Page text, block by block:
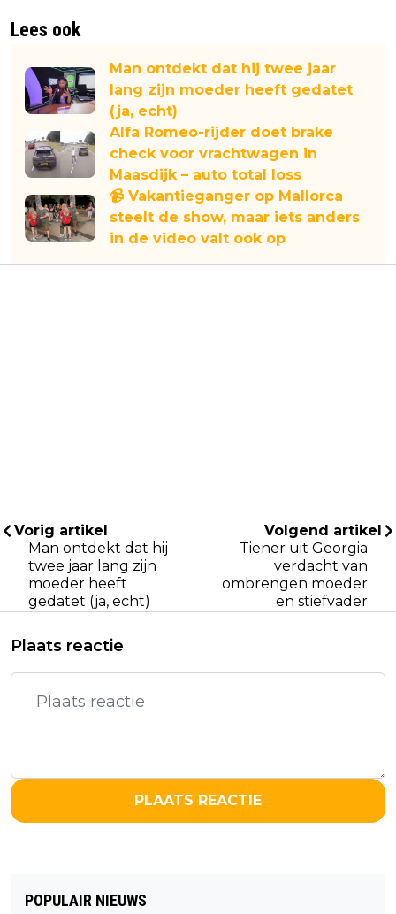
Lees ook
Man ontdekt dat hij twee jaar
lang zijn moeder heeft gedatet
(ja, echt)
Alfa Romeo-rijder doet brake
check voor vrachtwagen in
Maasdijk – auto total loss
📹 Vakantieganger op Mallorca
steelt de show, maar iets anders
in de video valt ook op
Vorig artikel
Man ontdekt dat hij
twee jaar lang zijn
moeder heeft
gedatet (ja, echt)
Volgend artikel
Tiener uit Georgia
verdacht van
ombrengen moeder
en stiefvader
Plaats reactie
PLAATS REACTIE
POPULAIR NIEUWS